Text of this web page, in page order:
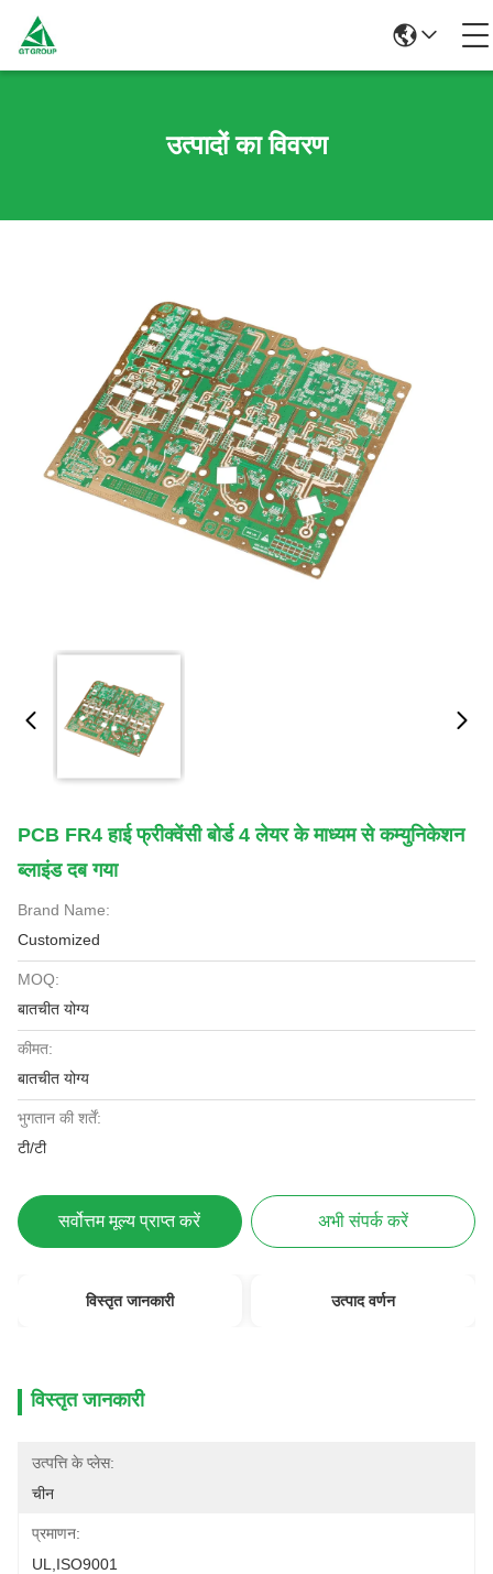
उत्पादों का विवरण
PCB FR4 हाई फ्रीक्वेंसी बोर्ड 4 लेयर के माध्यम से कम्युनिकेशन
ब्लाइंड दब गया
Brand Name:
Customized
MOQ:
बातचीत योग्य
कीमत:
बातचीत योग्य
भुगतान की शर्तें:
टी/टी
सर्वोत्तम मूल्य प्राप्त करें अभी संपर्क करें
विस्तृत जानकारी उत्पाद वर्णन
विस्तृत जानकारी
उत्पत्ति के प्लेस:
चीन
प्रमाणन:
UL,ISO9001